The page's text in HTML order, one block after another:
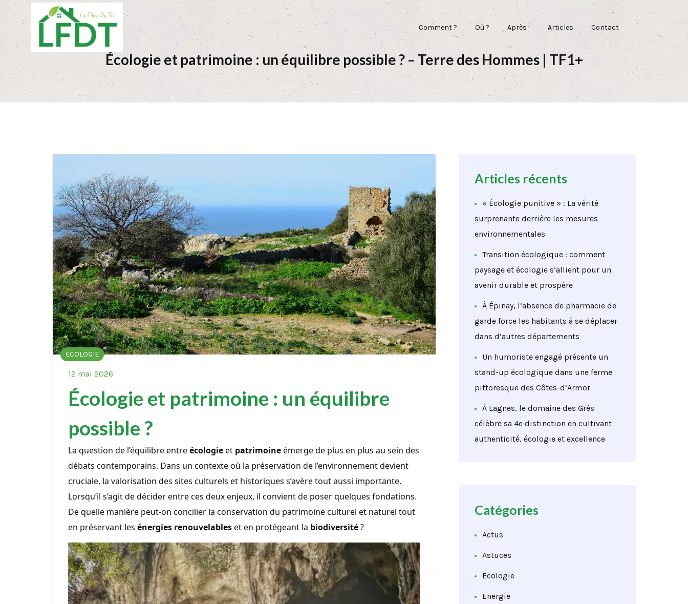
Comment ? Où ? Après ! Articles Contact
Écologie et patrimoine : un équilibre possible ? – Terre des Hommes | TF1+
ECOLOGIE
12 mai 2026
Écologie et patrimoine : un équilibre
possible ?
La question de l’équilibre entreécologieet patrimoineémerge de plus en plus au sein des
débats contemporains. Dans un contexte où la préservation de l’environnement devient
cruciale, la valorisation des sites culturels et historiques s’avère tout aussi importante.
Lorsqu’il s’agit de décider entre ces deux enjeux, il convient de poser quelques fondations.
De quelle manière peut-on concilier la conservation du patrimoine culturel et naturel tout
en préservant les énergies renouvelableset en protégeant la biodiversité?
Articles récents
« Écologie punitive » : La vérité
surprenante derrière les mesures
environnementales
Transition écologique : comment
paysage et écologie s’allient pour un
avenir durable et prospère
À Épinay, l’absence de pharmacie de
garde force les habitants à se déplacer
dans d’autres départements
Un humoriste engagé présente un
stand-up écologique dans une ferme
pittoresque des Côtes-d’Armor
À Lagnes, le domaine des Grès
célèbre sa 4e distinction en cultivant
authenticité, écologie et excellence
Catégories
Actus
Astuces
Ecologie
Energie